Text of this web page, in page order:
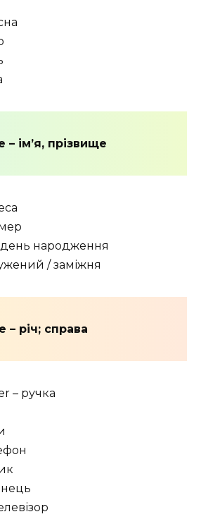
– ім’я, прізвище
народження
/ заміжня
– річ; справа
– ручка